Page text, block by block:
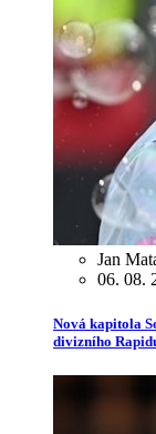
Jan
06. 08.
Nová kapitola
divizního